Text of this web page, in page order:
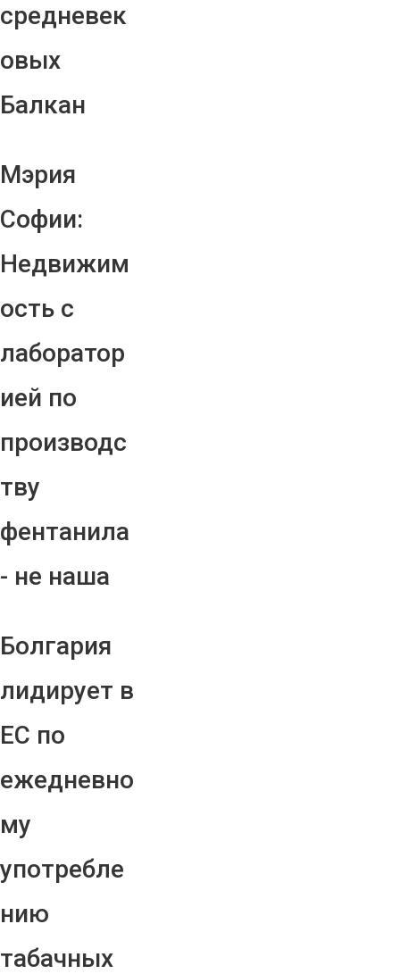
средневек
овых
Балкан
Мэрия
Софии:
Недвижим
ость с
лаборатор
ией по
производс
тву
фентанила
- не наша
Болгария
лидирует в
ЕС по
ежедневно
му
употребле
нию
табачных